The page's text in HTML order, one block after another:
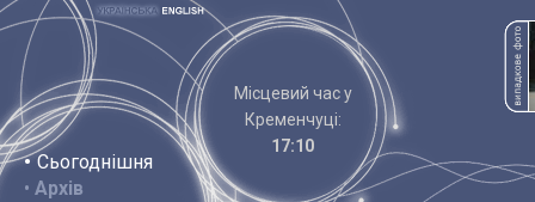
• Сьогоднішня
• Архів
Місцевий час у
Кременчуці:
17:10